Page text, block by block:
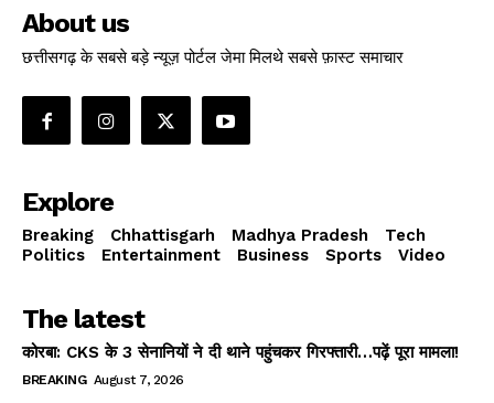
About us
छत्तीसगढ़ के सबसे बड़े न्यूज़ पोर्टल जेमा मिलथे सबसे फ़ास्ट समाचार
Explore
Breaking Chhattisgarh Madhya Pradesh
Tech
Politics
Entertainment Business Sports Video
The latest
कोरबा: CKS के 3 सेनानियों ने दी थाने पहुंचकर गिरफ्तारी…पढ़ें पूरा मामला!
BREAKING August 7, 2026